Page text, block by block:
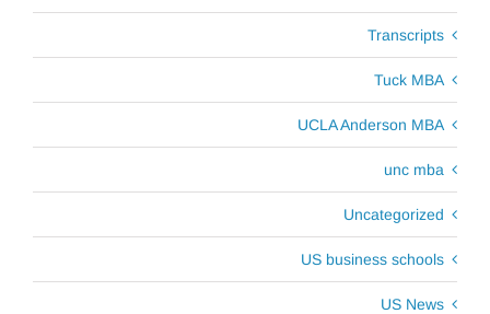
Transcripts
Tuck MBA
UCLA Anderson MBA
unc mba
Uncategorized
US business schools
US News